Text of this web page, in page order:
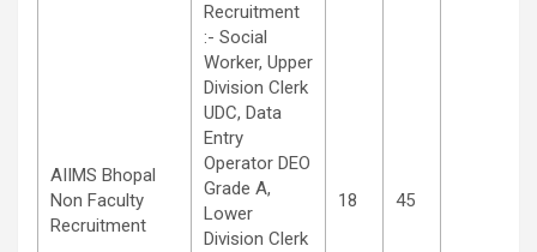
AIIMS Bhopal
Non Faculty
Recruitment
Recruitment
:- Social
Worker, Upper
Division Clerk
UDC, Data
Entry
Operator DEO
Grade A,
Lower
Division Clerk
18 45